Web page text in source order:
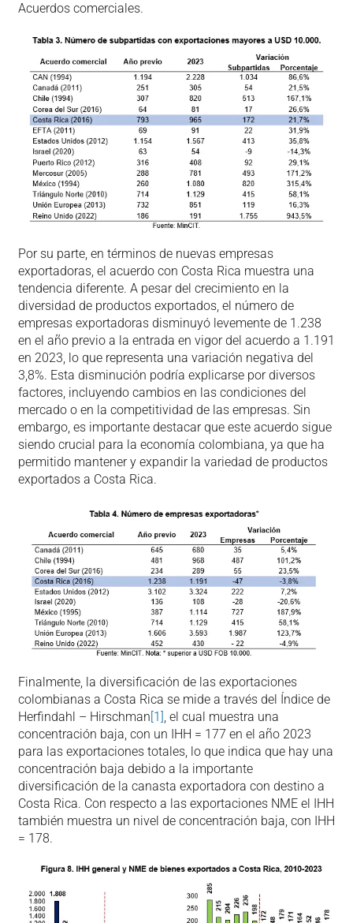
Acuerdos comerciales.
Por su parte, en términos de nuevas empresas
exportadoras, el acuerdo con Costa Rica muestra una
tendencia diferente. A pesar del crecimiento en la
diversidad de productos exportados, el número de
empresas exportadoras disminuyó levemente de 1.238
en el año previo a la entrada en vigor del acuerdo a 1.191
en 2023, lo que representa una variación negativa del
3,8%. Esta disminución podría explicarse por diversos
factores, incluyendo cambios en las condiciones del
mercado o en la competitividad de las empresas. Sin
embargo, es importante destacar que este acuerdo sigue
siendo crucial para la economía colombiana, ya que ha
permitido mantener y expandir la variedad de productos
exportados a Costa Rica.
Finalmente, la diversificación de las exportaciones
colombianas a Costa Rica se mide a través del Índice de
Herfindahl – Hirschman [1] , el cual muestra una
concentración baja, con un IHH = 177 en el año 2023
para las exportaciones totales, lo que indica que hay una
concentración baja debido a la importante
diversificación de la canasta exportadora con destino a
Costa Rica. Con respecto a las exportaciones NME el IHH
también muestra un nivel de concentración baja, con IHH
= 178.